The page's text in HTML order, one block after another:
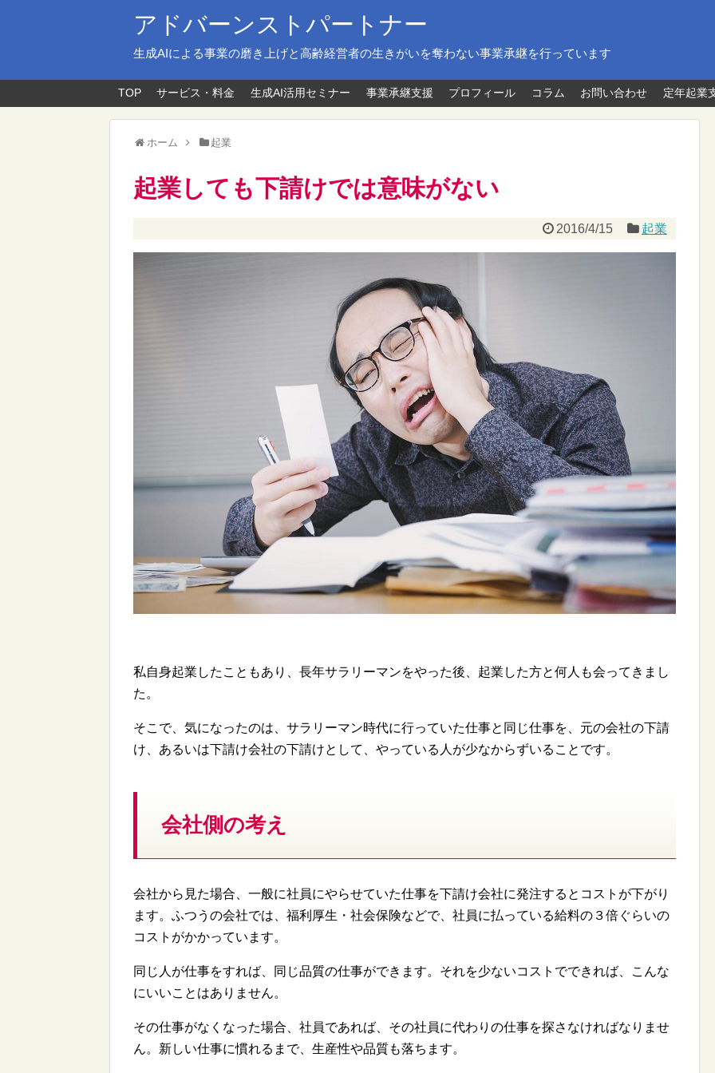
アドバーンストパートナー
生成AIによる事業の磨き上げと高齢経営者の生きがいを奪わない事業承継を行っています
TOP サービス・料金 生成AI活用セミナー 事業承継支援 プロフィール コラム お問い合わせ 定年起業
ホーム 起業
起業しても下請けでは意味がない
2016/4/15 起業
私自身起業したこともあり、長年サラリーマンをやった後、起業した方と何人も会ってきまし
た。
そこで、気になったのは、サラリーマン時代に行っていた仕事と同じ仕事を、元の会社の下請
け、あるいは下請け会社の下請けとして、やっている人が少なからずいることです。
会社側の考え
会社から見た場合、一般に社員にやらせていた仕事を下請け会社に発注するとコストが下がり
ます。ふつうの会社では、福利厚生・社会保険などで、社員に払っている給料の３倍ぐらいの
コストがかかっています。
同じ人が仕事をすれば、同じ品質の仕事ができます。それを少ないコストでできれば、こんな
にいいことはありません。
その仕事がなくなった場合、社員であれば、その社員に代わりの仕事を探さなければなりませ
ん。新しい仕事に慣れるまで、生産性や品質も落ちます。